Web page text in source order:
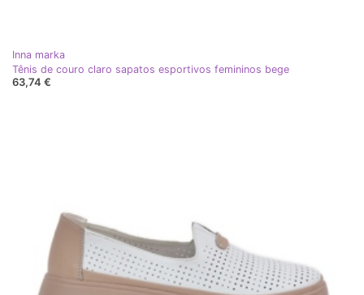
Inna marka
Tênis de couro claro sapatos esportivos femininos bege
63,74 €